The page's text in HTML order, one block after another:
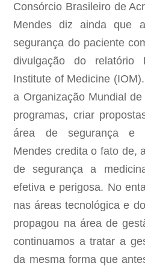
Consórcio Brasileiro de
Mendes diz ainda que
segurança do paciente
divulgação do
Institute of Medicine
a Organização Mundial
programas, criar
área de segurança e
Mendes credita o fato de,
de segurança a
efetiva e perigosa. No
nas áreas tecnológica e
propagou na área de
continuamos a tratar a
da mesma forma que